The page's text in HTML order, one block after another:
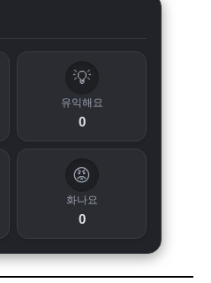
💡
유익해요
0
😡
화나요
0